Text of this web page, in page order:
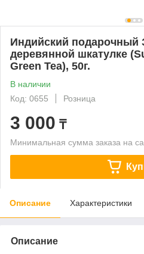
Индийский подарочный
деревянной шкатулке
Green Tea), 50г.
В наличии
Код: 0655
Розница
3 000 ₸
Минимальная сумма заказа на
Описание Характеристики
Описание